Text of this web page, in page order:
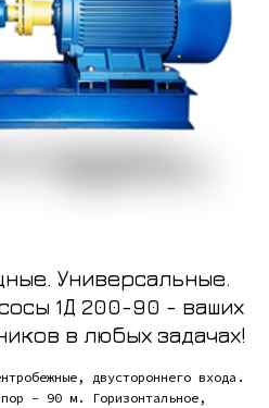
Универсальные.
1Д 200-90 - ваших
в любых задачах!
двустороннего входа.
- 90 м. Горизонтальное,